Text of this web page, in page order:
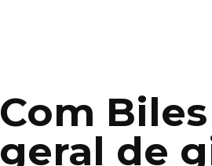
Com
geral de